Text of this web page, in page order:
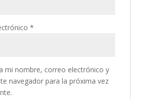
*
mi nombre, correo electrónico y
navegador para la próxima vez